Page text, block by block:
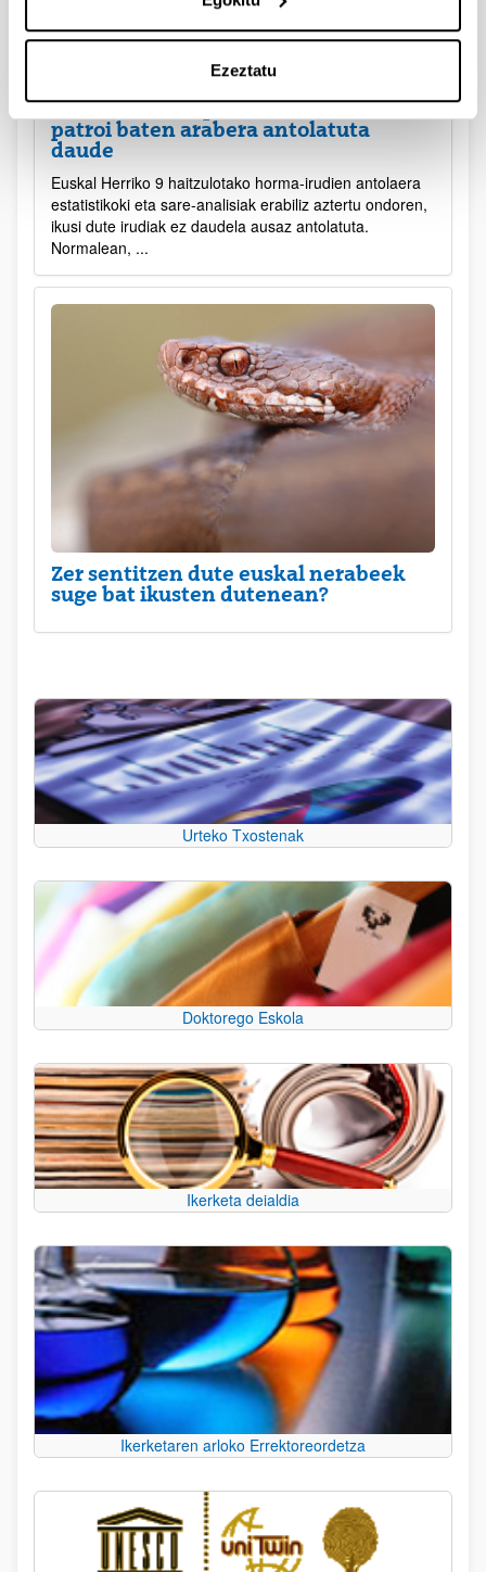
Ezeztatu
Historiaurreko pinturetako animaliak
patroi baten arabera antolatuta
daude
Euskal Herriko 9 haitzulotako horma-irudien antolaera
estatistikoki eta sare-analisiak erabiliz aztertu ondoren,
ikusi dute irudiak ez daudela ausaz antolatuta.
Normalean, ...
Zer sentitzen dute euskal nerabeek
suge bat ikusten dutenean?
Urteko Txostenak
Doktorego Eskola
Ikerketa deialdia
Ikerketaren arloko Errektoreordetza